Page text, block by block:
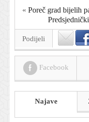
« Poreč grad bijelih
Podijeli
Facebook
Najave